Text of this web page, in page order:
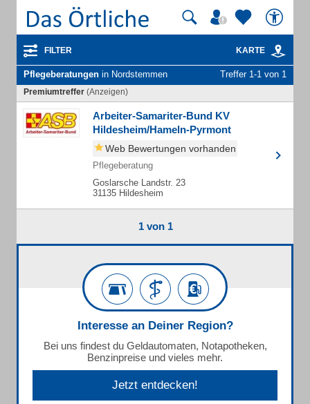
FILTER KARTE
Pflegeberatungen in Nordstemmen Treffer 1-1 von 1
Premiumtreffer (Anzeigen)
Arbeiter-Samariter-Bund KV
Hildesheim/Hameln-Pyrmont
Web Bewertungen vorhanden
Pflegeberatung
Goslarsche Landstr. 23
31135 Hildesheim
1 von 1
Interesse an Deiner Region?
Bei uns findest du Geldautomaten, Notapotheken,
Benzinpreise und vieles mehr.
Jetzt entdecken!